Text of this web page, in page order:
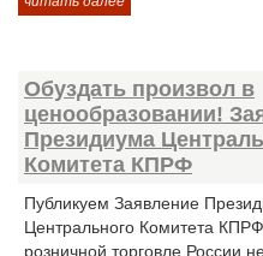
Обуздать произвол в
ценообразовании!
Президиума
Комитета КПРФ
Публикуем Заявление
Центрального Комитета
розничной торговле России